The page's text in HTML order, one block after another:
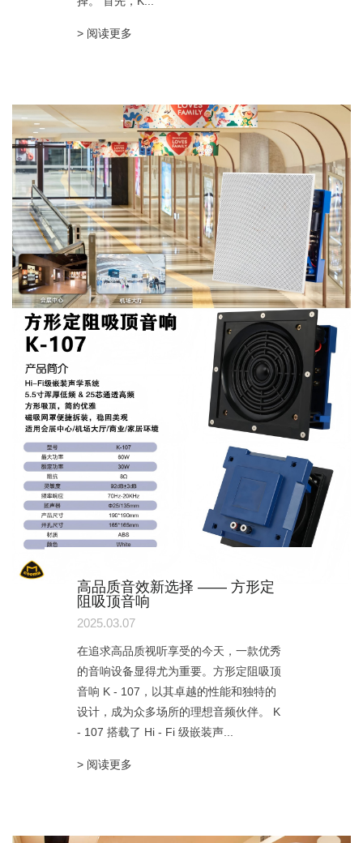
> 阅读更多
高品质音效新选择 —— 方形定
阻吸顶音响
2025.03.07
在追求高品质视听享受的今天，一款优秀
的音响设备显得尤为重要。方形定阻吸顶
音响 K - 107，以其卓越的性能和独特的
设计，成为众多场所的理想音频伙伴。 K
- 107 搭载了 Hi - Fi 级嵌装声...
> 阅读更多